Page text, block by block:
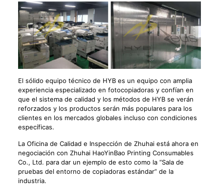
El sólido equipo técnico de HYB es un equipo con amplia
experiencia especializado en fotocopiadoras y confían en
que el sistema de calidad y los métodos de HYB se verán
reforzados y los productos serán más populares para los
clientes en los mercados globales incluso con condiciones
específicas.
La Oficina de Calidad e Inspección de Zhuhai está ahora en
negociación con Zhuhai HaoYinBao Printing Consumables
Co., Ltd. para dar un ejemplo de esto como la “Sala de
pruebas del entorno de copiadoras estándar” de la
industria.